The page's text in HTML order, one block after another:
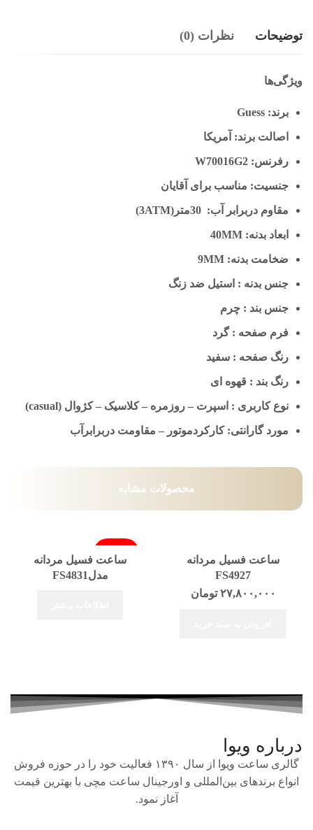
توضیحات نظرات (0)
ویژگی‌ها
برند: Guess
اصالت برند: آمریکا
رفرنس: W70016G2
جنسیت: مناسب برای آقایان
مقاوم دربرابر آب: 30متر(3ATM)
ابعاد بدنه: 40MM
ضخامت بدنه: 9MM
جنس بدنه : استیل ضد زنگ
جنس بند : چرم
فرم صفحه : گرد
رنگ صفحه : سفید
رنگ بند : قهوه ای
نوع کاربری : اسپرت – روزمره – کلاسیک – کژوال (casual)
مورد گارانتی: کارکردموتور – مقاومت دربرابرآب
محصولات مشابه
ساعت فسیل مردانه
FS4927
۲۷,۸۰۰,۰۰۰ تومان
فروخته شد
ساعت فسیل مردانه
مدلFS4831
درباره ویوا
گالری ساعت ویوا از سال ۱۳۹۰ فعالیت خود را در حوزه فروش
انواع برندهای بین‌المللی و اورجینال ساعت مچی با بهترین قیمت
آغاز نمود.